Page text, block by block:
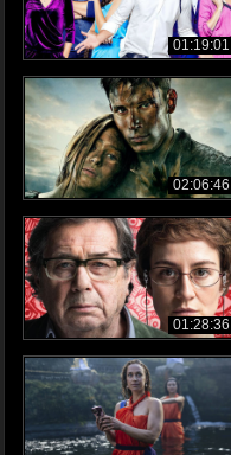
01:19:01
02:06:46
01:28:36